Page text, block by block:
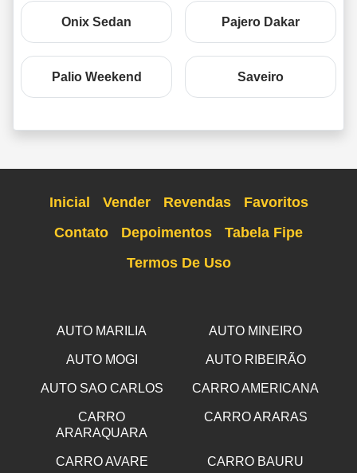
Onix Sedan Pajero Dakar
Palio Weekend Saveiro
Inicial Vender Revendas
Favoritos
Contato
Depoimentos
Tabela Fipe
Termos De Uso
AUTO MARILIA AUTO MINEIRO
AUTO MOGI AUTO RIBEIRÃO
AUTO SAO CARLOS CARRO AMERICANA
CARRO
ARARAQUARA
CARRO ARARAS
CARRO AVARE CARRO BAURU